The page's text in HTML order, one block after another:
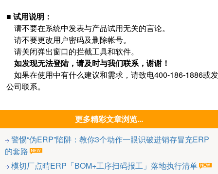
■ 试用说明：
请不要在系统中发表与产品试用无关的言论。
请不要更改用户密码及删除帐号。
请关闭弹出窗口的拦截工具和软件。
如发现无法登陆，请及时与我们联系，谢谢！
如果在使用中有什么建议和需求，请致电400-186-1886或
公司联系。
更多精彩文章浏览...
警惕“伪ERP”陷阱：教你3个动作一眼识破进销存冒充ERP
的套路
模切厂点晴ERP「BOM+工序扫码报工」落地执行清单